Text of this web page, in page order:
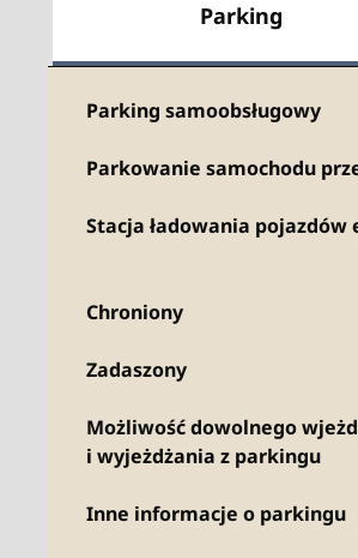
Parking
Parking samoobsługowy
Parkowanie samochodu
Stacja ładowania pojazdów
Chroniony
Zadaszony
Możliwość dowolnego
i wyjeżdżania z parkingu
Inne informacje o parkingu